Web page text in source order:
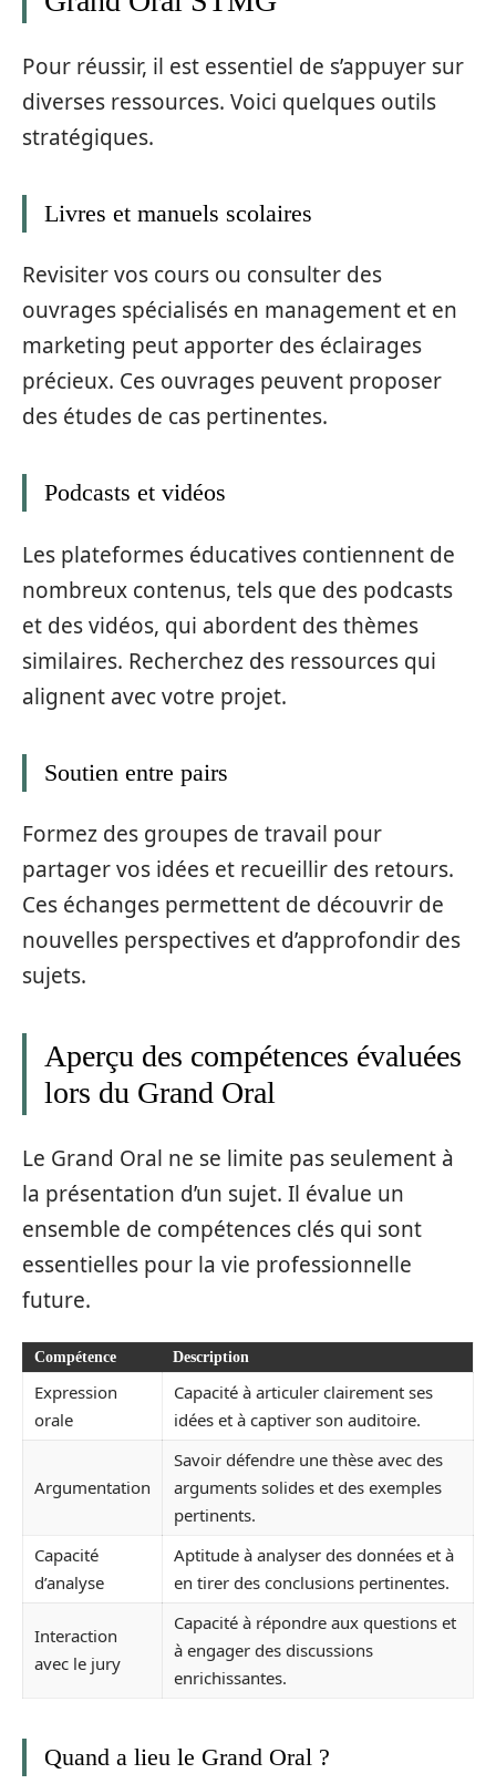
Pour réussir, il est essentiel de s’appuyer sur
diverses ressources. Voici quelques outils
stratégiques.
Livres et manuels scolaires
Revisiter vos cours ou consulter des
ouvrages spécialisés en management et en
marketing peut apporter des éclairages
précieux. Ces ouvrages peuvent proposer
des études de cas pertinentes.
Podcasts et vidéos
Les plateformes éducatives contiennent de
nombreux contenus, tels que des podcasts
et des vidéos, qui abordent des thèmes
similaires. Recherchez des ressources qui
alignent avec votre projet.
Soutien entre pairs
Formez des groupes de travail pour
partager vos idées et recueillir des retours.
Ces échanges permettent de découvrir de
nouvelles perspectives et d’approfondir des
sujets.
Aperçu des compétences évaluées
lors du Grand Oral
Le Grand Oral ne se limite pas seulement à
la présentation d’un sujet. Il évalue un
ensemble de compétences clés qui sont
essentielles pour la vie professionnelle
future.
Compétence Description
Expression
orale
Capacité à articuler clairement ses
idées et à captiver son auditoire.
Argumentation
Savoir défendre une thèse avec des
arguments solides et des exemples
pertinents.
Capacité
d’analyse
Aptitude à analyser des données et à
en tirer des conclusions pertinentes.
Interaction
avec le jury
Capacité à répondre aux questions et
à engager des discussions
enrichissantes.
Quand a lieu le Grand Oral ?